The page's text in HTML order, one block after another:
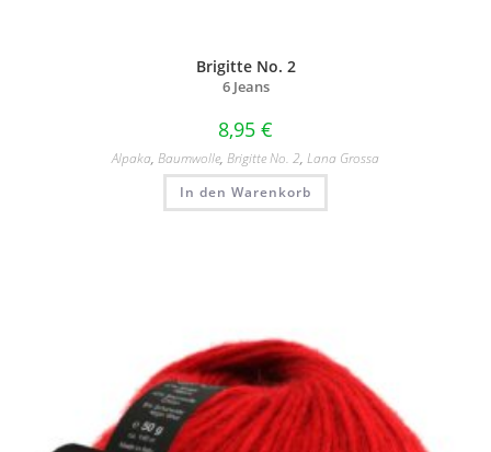
Brigitte No. 2
6 Jeans
8,95 €
Alpaka, Baumwolle, Brigitte No. 2, Lana Grossa
In den Warenkorb